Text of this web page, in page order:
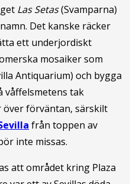
Las Setas(Svamparna)
Det kanske räcker
ett underjordiskt
mosaiker som
Antiquarium) och bygga
våffelsmetens tak
förväntan, särskilt
från toppen av
inte missas.
att området kring Plaza